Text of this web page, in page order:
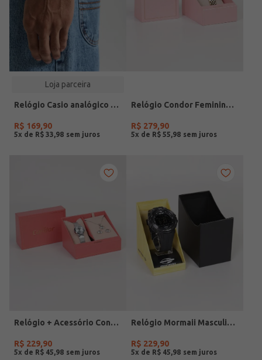
Loja parceira
Relógio Casio analógico MW-240-4BVDF-SC
R$ 169,90
5x de R$ 33 98
Relógio Condor Feminino DOURADO
R$ 279,90
5x de R$ 55 98
Relógio + Acessório Condor Feminino PRATA
R$ 229,90
5x de R$ 45 98
Relógio Mormaii Masculino PRETO
R$ 229,90
5x de R$ 45 98